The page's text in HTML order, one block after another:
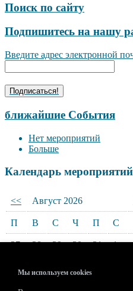
Поиск по сайту
Подпишитесь на нашу
Введите адрес электронной
ближайшие События
Нет мероприятий
Больше
Календарь мероприятий
<< Август 2026
П В С Ч П С
27 28 29 30 31 1
10
Мы используем cookies